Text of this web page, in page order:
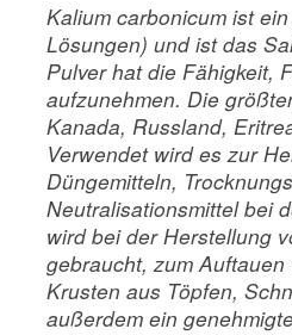
Kalium carbonicum ist
Lösungen) und ist das
Pulver hat die Fähigkeit,
aufzunehmen. Die
Kanada, Russland,
Verwendet wird es zur
Düngemitteln,
Neutralisationsmittel bei
wird bei der Herstellung
gebraucht, zum
Krusten aus Töpfen,
außerdem ein